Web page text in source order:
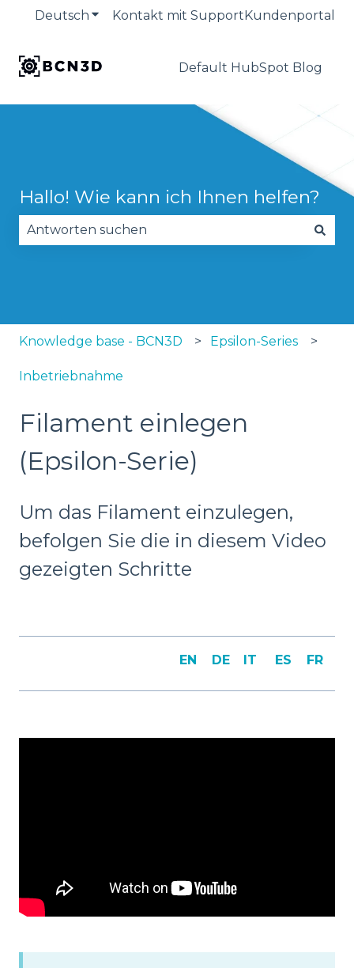
Deutsch Untermenü für Übersetzungen
Kontakt mit SupportKundenportal
Default HubSpot Blog
Hallo! Wie kann ich Ihnen helfen?
Knowledge base - BCN3D Epsilon-Series
Inbetriebnahme
Filament einlegen
(Epsilon-Serie)
Um das Filament einzulegen,
befolgen Sie die in diesem Video
gezeigten Schritte
EN DE IT ES FR